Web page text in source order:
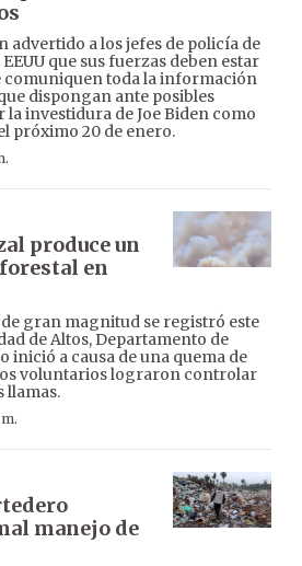
advertido a los jefes de policía de
que sus fuerzas deben estar
comuniquen toda la información
dispongan ante posibles
la investidura de Joe Biden como
próximo 20 de enero.
produce un
en
gran magnitud se registró este
de Altos, Departamento de
inició a causa de una quema de
voluntarios lograron controlar
llamas.
manejo de